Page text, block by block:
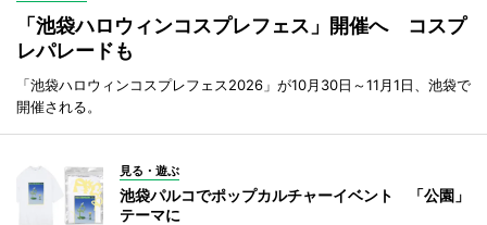
「池袋ハロウィンコスプレフェス」開催へ コスプ
レパレードも
「池袋ハロウィンコスプレフェス2026」が10月30日～11月1日、池袋で
開催される。
見る・遊ぶ
池袋パルコでポップカルチャーイベント 「公園」
テーマに